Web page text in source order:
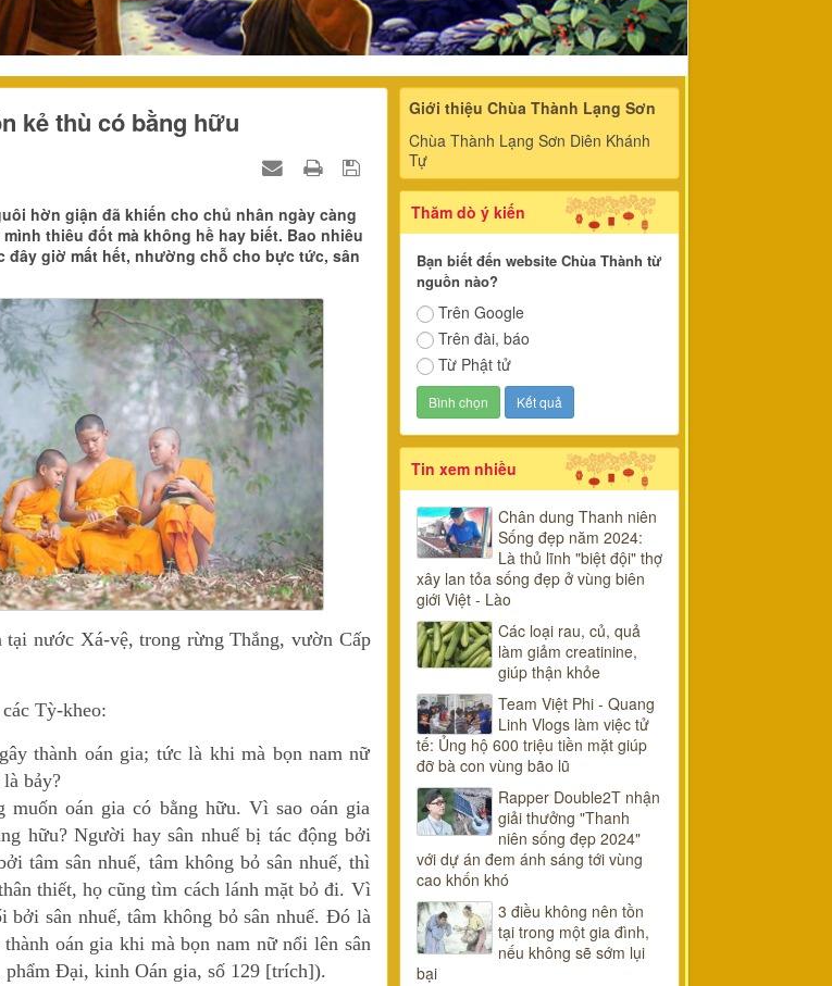
kẻ thù có bằng hữu
hờn giận đã khiến cho chủ nhân ngày càng
thiêu đốt mà không hề hay biết. Bao nhiêu
giờ mất hết, nhường chỗ cho bực tức, sân
nước Xá-vệ, trong rừng Thắng, vườn Cấp
Tỳ-kheo:
thành oán gia; tức là khi mà bọn nam nữ
bảy?
muốn oán gia có bằng hữu. Vì sao oán gia
hữu? Người hay sân nhuế bị tác động bởi
tâm sân nhuế, tâm không bỏ sân nhuế, thì
thiết, họ cũng tìm cách lánh mặt bỏ đi. Vì
bởi sân nhuế, tâm không bỏ sân nhuế. Đó là
oán gia khi mà bọn nam nữ nổi lên sân
phẩm Đại, kinh Oán gia, số 129 [trích]).
Giới thiệu Chùa Thành Lạng Sơn
Chùa Thành Lạng Sơn Diên Khánh
Tự
Thăm dò ý kiến
Bạn biết đến website Chùa Thành từ
nguồn nào?
Trên Google
Trên đài, báo
Từ Phật tử
Tin xem nhiều
Chân dung Thanh niên
Sống đẹp năm 2024:
Là thủ lĩnh "biệt đội" thợ
xây lan tỏa sống đẹp ở vùng biên
giới Việt - Lào
Các loại rau, củ, quả
làm giảm creatinine,
giúp thận khỏe
Team Việt Phi - Quang
Linh Vlogs làm việc tử
tế: Ủng hộ 600 triệu tiền mặt giúp
đỡ bà con vùng bão lũ
Rapper Double2T nhận
giải thưởng "Thanh
niên sống đẹp 2024"
với dự án đem ánh sáng tới vùng
cao khốn khó
3 điều không nên tồn
tại trong một gia đình,
nếu không sẽ sớm lụi
bại